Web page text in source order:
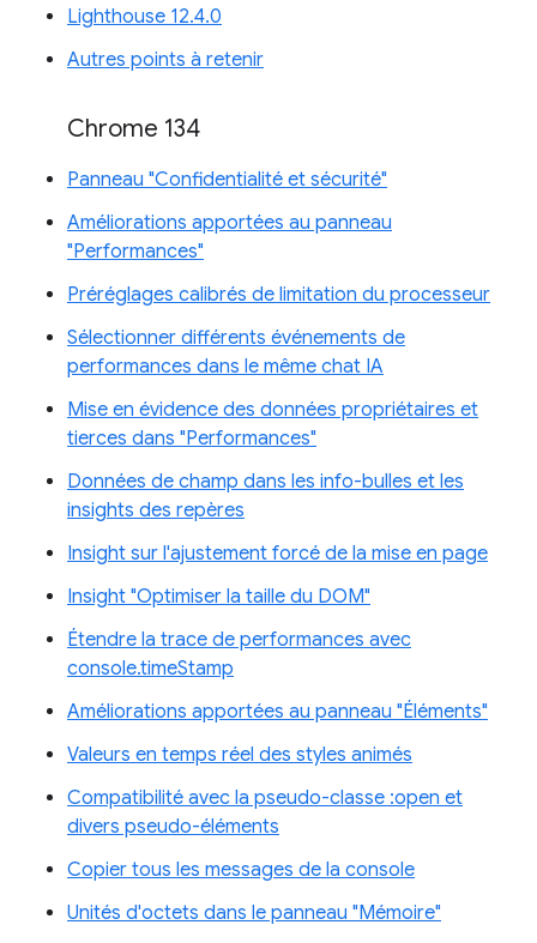
Lighthouse 12.4.0
Autres points à retenir
Chrome 134
Panneau "Confidentialité et sécurité"
Améliorations apportées au panneau
"Performances"
Préréglages calibrés de limitation du processeur
Sélectionner différents événements de
performances dans le même chat IA
Mise en évidence des données propriétaires et
tierces dans "Performances"
Données de champ dans les info-bulles et les
insights des repères
Insight sur l'ajustement forcé de la mise en page
Insight "Optimiser la taille du DOM"
Étendre la trace de performances avec
console.timeStamp
Améliorations apportées au panneau "Éléments"
Valeurs en temps réel des styles animés
Compatibilité avec la pseudo-classe :open et
divers pseudo-éléments
Copier tous les messages de la console
Unités d'octets dans le panneau "Mémoire"